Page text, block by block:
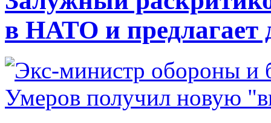
в НАТО и предлагает